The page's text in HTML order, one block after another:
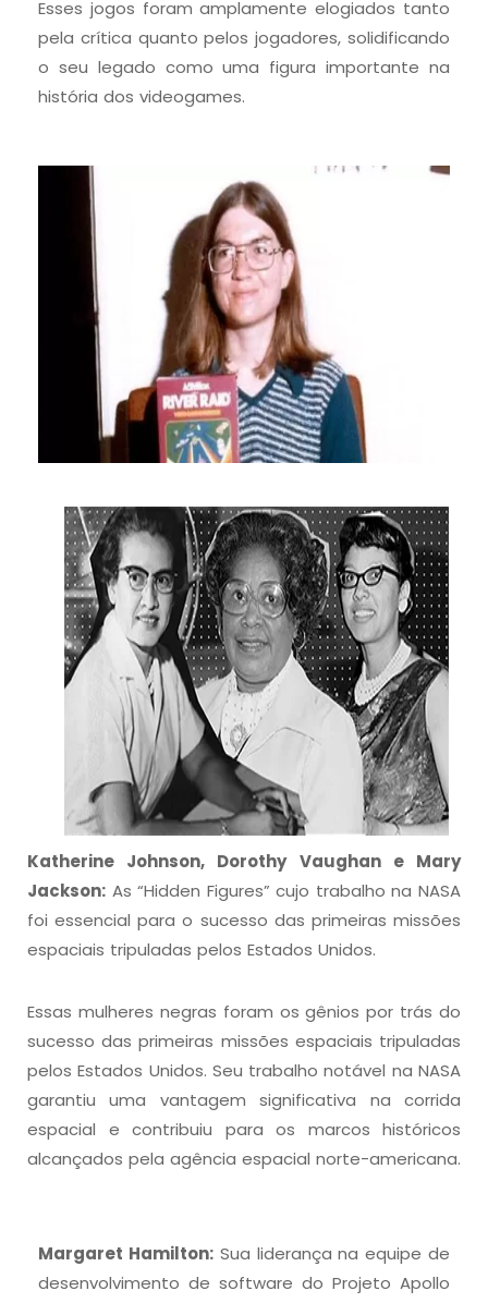
Esses jogos foram amplamente elogiados tanto
pela crítica quanto pelos jogadores, solidificando
o seu legado como uma figura importante na
história dos videogames.
Katherine Johnson, Dorothy Vaughan e Mary
Jackson: As “Hidden Figures” cujo trabalho na NASA
foi essencial para o sucesso das primeiras missões
espaciais tripuladas pelos Estados Unidos.
Essas mulheres negras foram os gênios por trás do
sucesso das primeiras missões espaciais tripuladas
pelos Estados Unidos. Seu trabalho notável na NASA
garantiu uma vantagem significativa na corrida
espacial e contribuiu para os marcos históricos
alcançados pela agência espacial norte-americana.
Margaret Hamilton:Sua liderança na equipe de
desenvolvimento de software do Projeto Apollo